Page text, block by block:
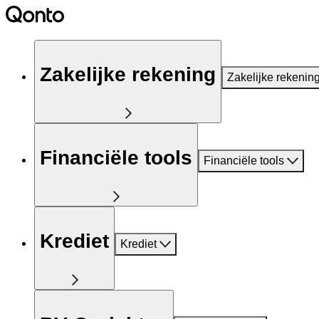
Zakelijke rekening Zakelijke
Financiële tools Financiële tools
Krediet Krediet